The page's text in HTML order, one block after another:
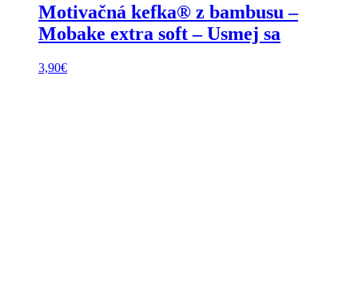
Motivačná kefka® z bambusu –
Mobake extra soft – Usmej sa
3,90€